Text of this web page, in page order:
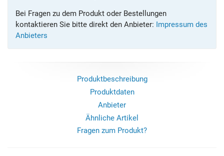
Bei Fragen zu dem Produkt oder Bestellungen
kontaktieren Sie bitte direkt den Anbieter: Impressum des
Anbieters
Produktbeschreibung
Produktdaten
Anbieter
Ähnliche Artikel
Fragen zum Produkt?